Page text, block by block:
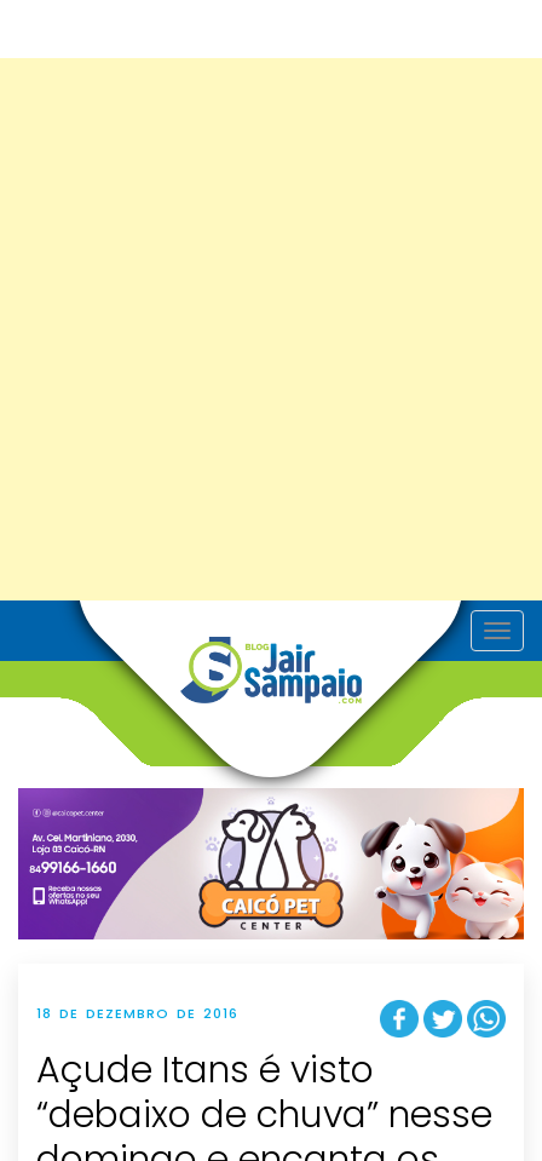
T
o
v
g
t
i
o
n
18 DE DEZEMBRO DE 2016
Açude Itans é visto
“debaixo de chuva” nesse